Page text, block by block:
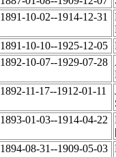
1891-10-02--1914-12-31
1891-10-10--1925-12-05
1892-10-07--1929-07-28
1892-11-17--1912-01-11
1893-01-03--1914-04-22
1894-08-31--1909-05-03